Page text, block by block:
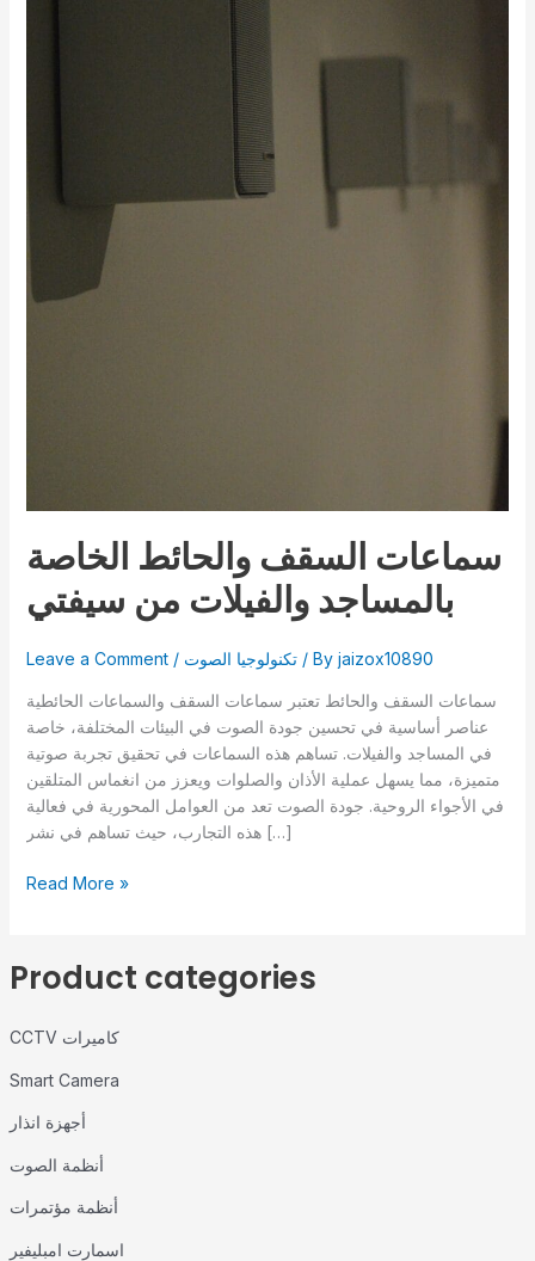
سماعات السقف والحائط الخاصة
بالمساجد والفيلات من سيفتي
Leave a Comment / تكنولوجيا الصوت/ By jaizox10890
سماعات السقف والحائط تعتبر سماعات السقف والسماعات الحائطية
عناصر أساسية في تحسين جودة الصوت في البيئات المختلفة، خاصة
في المساجد والفيلات. تساهم هذه السماعات في تحقيق تجربة صوتية
متميزة، مما يسهل عملية الأذان والصلوات ويعزز من انغماس المتلقين
في الأجواء الروحية. جودة الصوت تعد من العوامل المحورية في فعالية
هذه التجارب، حيث تساهم في نشر […]
Read More »
Product categories
CCTV كاميرات
Smart Camera
أجهزة انذار
أنظمة الصوت
أنظمة مؤتمرات
اسمارت امبليفير